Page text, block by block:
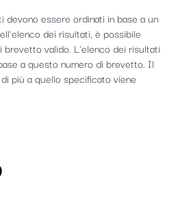
devono essere ordinati in base a un
dei risultati, è possibile
brevetto valido. L'elenco dei risultati
a questo numero di brevetto. Il
più a quello specificato viene